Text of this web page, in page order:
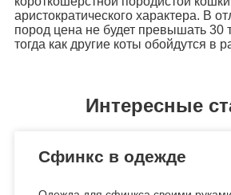
аристократического характера. В
пород цена не будет превышать 30
тогда как другие коты обойдутся в
Интересные
Сфинкс в одежде